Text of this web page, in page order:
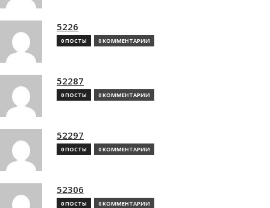
5226
0 ПОСТЫ 0 КОММЕНТАРИИ
52287
0 ПОСТЫ 0 КОММЕНТАРИИ
52297
0 ПОСТЫ 0 КОММЕНТАРИИ
52306
0 ПОСТЫ 0 КОММЕНТАРИИ